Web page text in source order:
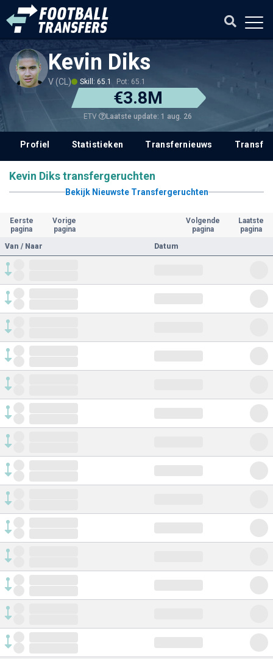
Kevin Diks
V (CL) Skill: 65.1 Pot: 65.1
€3.8M
ETV Laatste update: 1 aug. 26
Profiel Statistieken Transfernieuws
Kevin Diks transfergeruchten
Bekijk Nieuwste Transfergeruchten
Eerste
pagina
Vorige
pagina
Volgende
pagina
Laatste
pagina
Van / Naar
Datum